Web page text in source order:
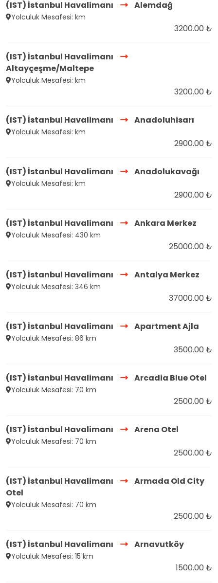
(IST) İstanbul Havalimanı Alemdağ
Yolculuk Mesafesi: km
3200.00 ₺
(IST) İstanbul Havalimanı
Altayçeşme/Maltepe
Yolculuk Mesafesi: km
3200.00 ₺
(IST) İstanbul Havalimanı Anadoluhisarı
Yolculuk Mesafesi: km
2900.00 ₺
(IST) İstanbul Havalimanı Anadolukavağı
Yolculuk Mesafesi: km
2900.00 ₺
(IST) İstanbul Havalimanı Ankara Merkez
Yolculuk Mesafesi: 430 km
25000.00 ₺
(IST) İstanbul Havalimanı Antalya Merkez
Yolculuk Mesafesi: 346 km
37000.00 ₺
(IST) İstanbul Havalimanı Apartment Ajla
Yolculuk Mesafesi: 86 km
3500.00 ₺
(IST) İstanbul Havalimanı Arcadia Blue Otel
Yolculuk Mesafesi: 70 km
2500.00 ₺
(IST) İstanbul Havalimanı Arena Otel
Yolculuk Mesafesi: 70 km
2500.00 ₺
(IST) İstanbul Havalimanı
Armada Old City
Otel
Yolculuk Mesafesi: 70 km
2500.00 ₺
(IST) İstanbul Havalimanı Arnavutköy
Yolculuk Mesafesi: 15 km
1500.00 ₺